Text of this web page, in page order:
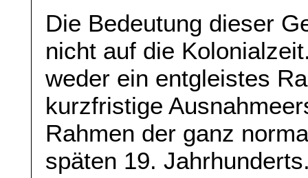
Die Bedeutung dieser
nicht auf die
weder ein entgleistes
kurzfristige
Rahmen der ganz
späten 19.